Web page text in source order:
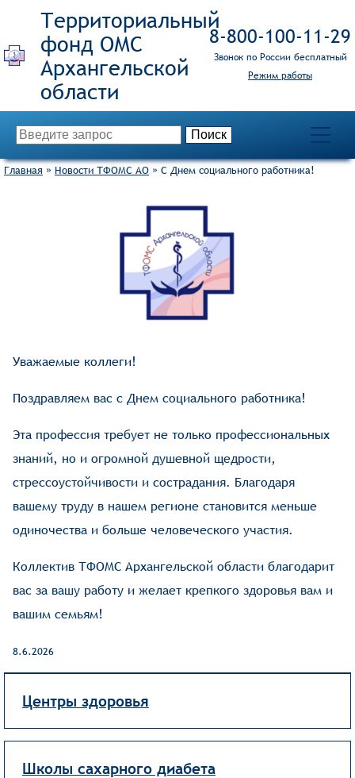
Территориальный
фонд ОМС
8‑800‑100‑11‑29
Звонок по России бесплатный
Режим работы
Главная » Новости ТФОМС АО » С Днем социального работника!
Уважаемые коллеги!
Поздравляем вас с Днем социального работника!
Эта профессия требует не только профессиональных
знаний, но и огромной душевной щедрости,
стрессоустойчивости и сострадания. Благодаря
вашему труду в нашем регионе становится меньше
одиночества и больше человеческого участия.
Коллектив ТФОМС Архангельской области благодарит
вас за вашу работу и желает крепкого здоровья вам и
вашим семьям!
8.6.2026
Центры здоровья
Школы сахарного диабета